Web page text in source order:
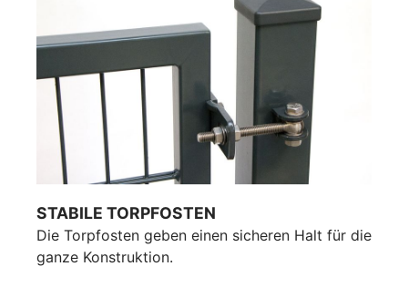
STABILE TORPFOSTEN
Die Torpfosten geben einen sicheren Halt für die
ganze Konstruktion.